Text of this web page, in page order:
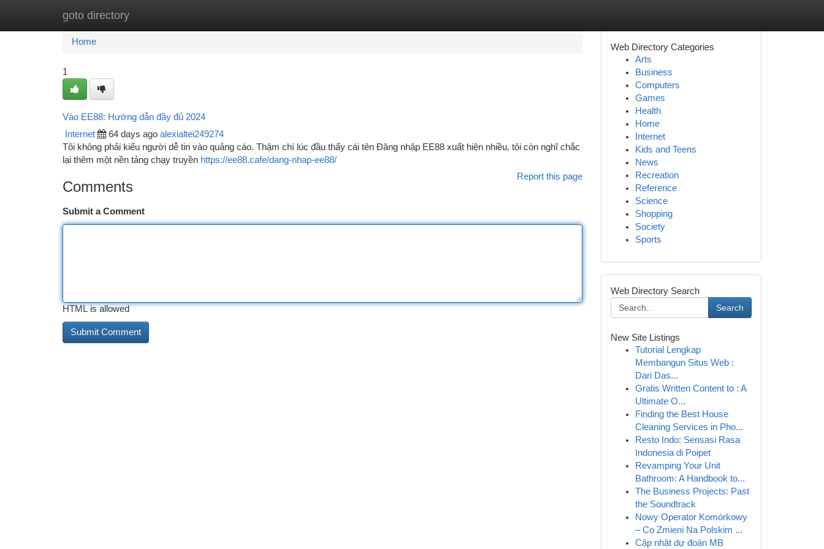
goto directory
Home New Site Listings
Home
1
Vào EE88: Hướng dẫn đầy đủ 2024
Internet 64 days ago alexialtei249274
Tôi không phải kiểu người dễ tin vào quảng cáo. Thậm chí lúc đầu thấy cái tên Đăng nhập EE88 xuất hiện nhiều, tôi còn nghĩ chắc
lại thêm một nền tảng chạy truyền https://ee88.cafe/dang-nhap-ee88/
Report this page
Comments
Submit a Comment
HTML is allowed
Web Directory Categories
Arts
Business
Computers
Games
Health
Home
Internet
Kids and Teens
News
Recreation
Reference
Science
Shopping
Society
Sports
Web Directory Search
Search
New Site Listings
Tutorial Lengkap
Membangun Situs Web :
Dari Das...
Gratis Written Content to : A
Ultimate O...
Finding the Best House
Cleaning Services in Pho...
Resto Indo: Sensasi Rasa
Indonesia di Poipet
Revamping Your Unit
Bathroom: A Handbook to...
The Business Projects: Past
the Soundtrack
Nowy Operator Komórkowy
– Co Zmieni Na Polskim ...
Cập nhật dự đoán MB